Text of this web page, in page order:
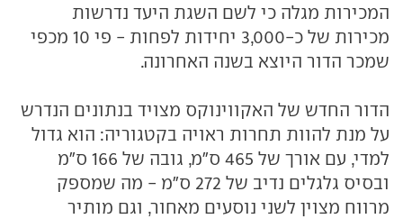
המכירות מגלה כי לשם השגת היעד נדרשות
מכירות של כ-3,000 יחידות לפחות - פי 10 מכפי
שמכר הדור היוצא בשנה האחרונה.
הדור החדש של האקווינוקס מצויד בנתונים הנדרש
על מנת להוות תחרות ראויה בקטגוריה: הוא גדול
למדי, עם אורך של 465 ס"מ, גובה של 166 ס"מ
ובסיס גלגלים נדיב של 272 ס"מ - מה שמספק
מרווח מצוין לשני נוסעים מאחור, וגם מותיר